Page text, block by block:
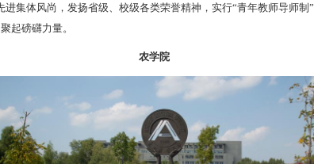
集体风尚，发扬省级、校级各类荣誉精神，实行“青年教师导师制
起磅礴力量。
农学院